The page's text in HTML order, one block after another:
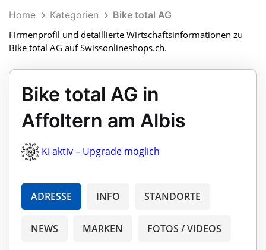
Home Kategorien
Bike total AG
Firmenprofil und detaillierte Wirtschaftsinformationen zu
Bike total AG auf Swissonlineshops.ch.
Bike total AG in
Affoltern am Albis
KI aktiv – Upgrade möglich
ADRESSE INFO STANDORTE
NEWS MARKEN FOTOS / VIDEOS